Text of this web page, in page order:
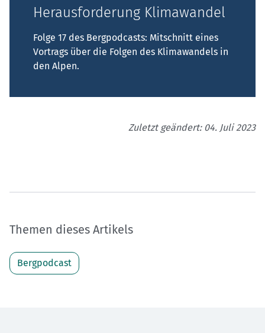
Herausforderung Klimawandel
Folge 17 des Bergpodcasts: Mitschnitt eines
Vortrags über die Folgen des Klimawandels in
den Alpen.
Zuletzt geändert: 04. Juli 2023
Themen dieses Artikels
Bergpodcast